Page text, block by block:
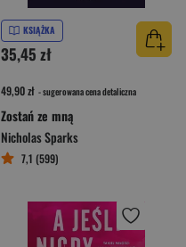
KSIĄŻKA
35,45 zł
49,90 zł - sugerowana cena detaliczna
Zostań ze mną
Nicholas Sparks
7,1 (599)